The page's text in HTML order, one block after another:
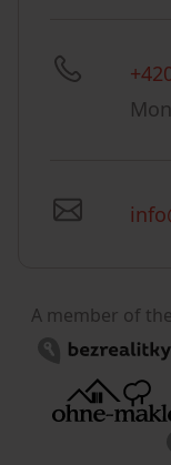
A member of